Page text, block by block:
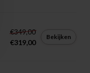
€349,00
€319,00
Bekijken